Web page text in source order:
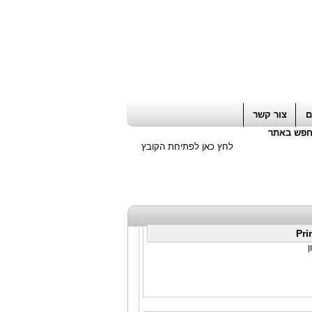
צור קשר
חפש באתר
לחץ כאן לפתיחת הקובץ